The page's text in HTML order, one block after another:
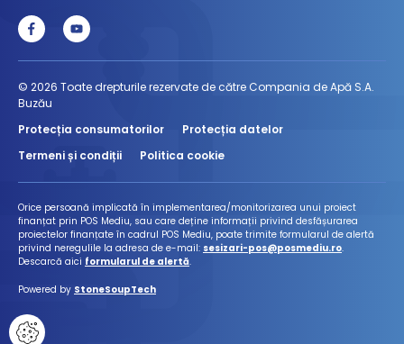
© 2026 Toate drepturile rezervate de către Compania de Apă S.A.
Buzău
Protecția consumatorilor
Protecția datelor
Termeni și condiții
Politica cookie
Orice persoană implicată în implementarea/monitorizarea unui proiect
finanțat prin POS Mediu, sau care deține informații privind desfășurarea
proiectelor finanțate în cadrul POS Mediu, poate trimite formularul de alertă
privind neregulile la adresa de e-mail: sesizari-pos@posmediu.ro.
Descarcă aici formularul de alertă.
Powered by StoneSoupTech